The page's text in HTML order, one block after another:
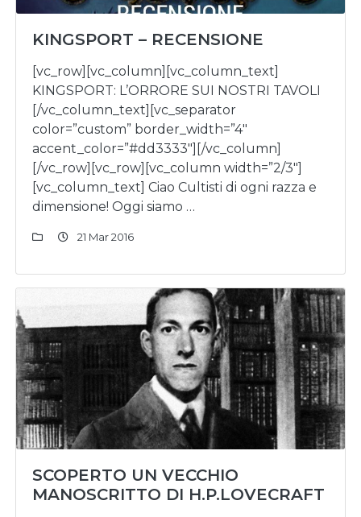
KINGSPORT – RECENSIONE
[vc_row][vc_column][vc_column_text]
KINGSPORT: L’ORRORE SUI NOSTRI TAVOLI
[/vc_column_text][vc_separator
color=”custom” border_width=”4″
accent_color=”#dd3333″][/vc_column]
[/vc_row][vc_row][vc_column width=”2/3″]
[vc_column_text] Ciao Cultisti di ogni razza e
dimensione! Oggi siamo …
21 Mar 2016
SCOPERTO UN VECCHIO
MANOSCRITTO DI H.P.LOVECRAFT